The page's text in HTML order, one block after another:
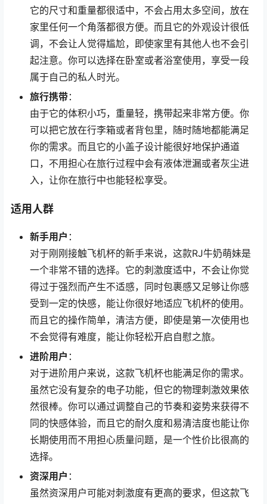
它的尺寸和重量都很适中，不会占用太多空间，放在
家里任何一个角落都很方便。而且它的外观设计很低
调，不会让人觉得尴尬，即使家里有其他人也不会引
起注意。你可以选择在卧室或者浴室使用，享受一段
属于自己的私人时光。
旅行携带：
由于它的体积小巧，重量轻，携带起来非常方便。你
可以把它放在行李箱或者背包里，随时随地都能满足
你的需求。而且它的小盖子设计能很好地保护通道
口，不用担心在旅行过程中会有液体泄漏或者灰尘进
入，让你在旅行中也能轻松享受。
适用人群
新手用户 ：
对于刚刚接触飞机杯的新手来说，这款RJ牛奶萌妹是
一个非常不错的选择。它的刺激度适中，不会让你觉
得过于强烈而产生不适感，同时包裹感又足够让你感
受到一定的快感，能让你很好地适应飞机杯的使用。
而且它的操作简单，清洁方便，即使是第一次使用也
不会觉得有难度，能让你轻松开启自慰之旅。
进阶用户 ：
对于进阶用户来说，这款飞机杯也能满足你的需求。
虽然它没有复杂的电子功能，但它的物理刺激效果依
然很棒。你可以通过调整自己的节奏和姿势来获得不
同的快感体验，而且它的耐久度和易清洁度也能让你
长期使用而不用担心质量问题，是一个性价比很高的
选择。
资深用户 ：
虽然资深用户可能对刺激度有更高的要求，但这款飞